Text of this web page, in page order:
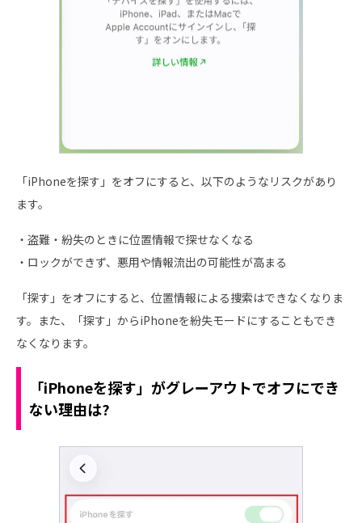
「iPhoneを探す」をオフにすると、以下のようなリスクがあり
ます。
・盗難・紛失のときに位置情報で探せなくなる
・ロックができず、悪用や情報流出の可能性が高まる
「探す」をオフにすると、位置情報による捜索はできなくなりま
す。また、「探す」からiPhoneを紛失モードにすることもでき
なくなります。
「iPhoneを探す」がグレーアウトでオフにでき
ない理由は?